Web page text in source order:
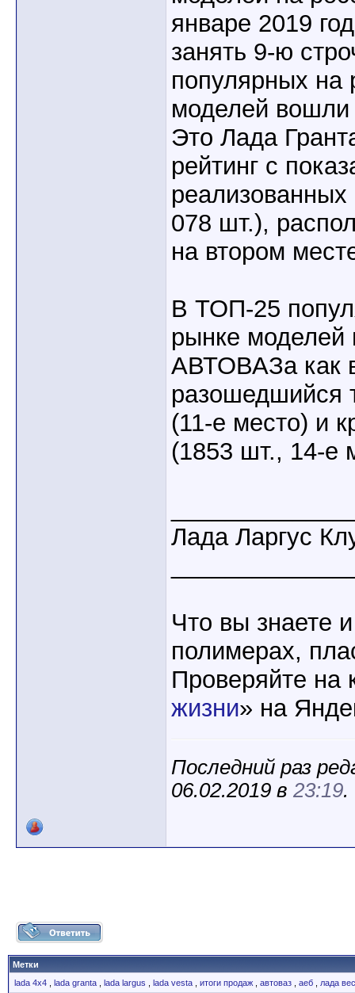
январе 2019
занять 9-ю
популярных на
моделей
Это Лада
рейтинг с
078 шт.),
на втором
В ТОП-25
рынке моделей
АВТОВАЗа как
разошедшийся
(11-е место) и
(1853 шт., 14-е
Лада Ларгус
Что вы знаете
полимерах,
Проверяйте на
жизни» на
Последний раз
06.02.2019 в 23:19.
Метки
lada 4x4
lada granta lada largus lada vesta итоги продаж автоваз аеб лада